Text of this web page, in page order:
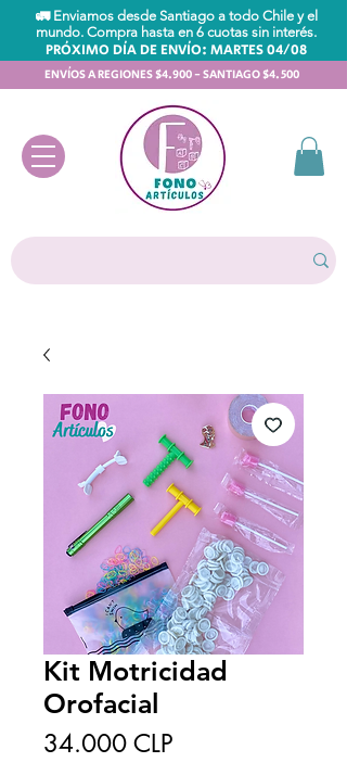
🚛 Enviamos desde Santiago a todo Chile y el
mundo. Compra hasta en 6 cuotas sin interés.
PRÓXIMO DÍA DE ENVÍO: MARTES 04/08
ENVÍOS A REGIONES $4.900 - SANTIAGO $4.500
Kit Motricidad
Orofacial
34.000 CLP